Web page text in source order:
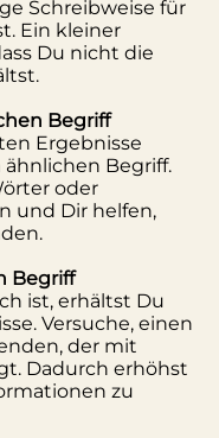
Schreibweise für
Ein kleiner
Du nicht die
Begriff
Ergebnisse
Begriff.
oder
und Dir helfen,
Begriff
ist, erhältst Du
Versuche, einen
der mit
Dadurch erhöhst
zu